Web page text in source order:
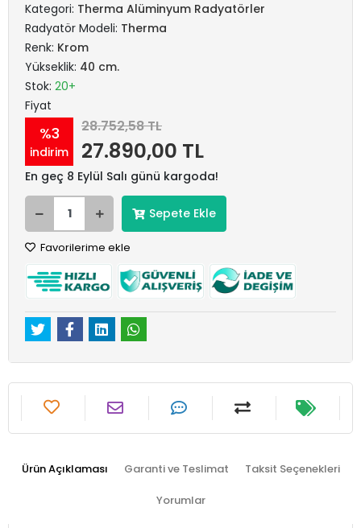
Kategori: Therma Alüminyum Radyatörler
Radyatör Modeli: Therma
Renk: Krom
Yükseklik: 40 cm.
Stok: 20+
Fiyat
%3
indirim
28.752,58 TL
27.890,00 TL
En geç 8 Eylül Salı günü kargoda!
Sepete Ekle
Favorilerime ekle
Ürün Açıklaması Garanti ve Teslimat Taksit Seçenekleri
Yorumlar